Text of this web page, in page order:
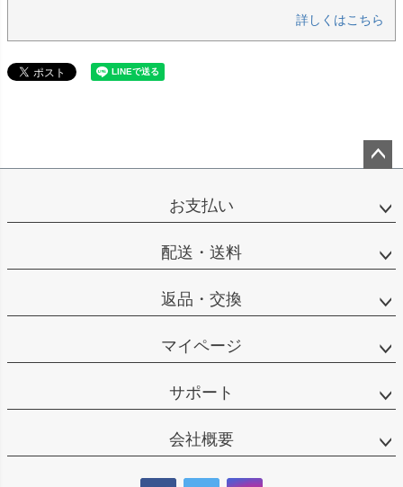
詳しくはこちら
ップ
お支払い
配送・送料
返品・交換
マイページ
サポート
会社概要